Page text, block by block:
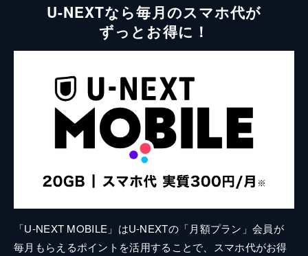
U-NEXTなら毎月のスマホ代が
ずっとお得に！
「U-NEXT MOBILE」はU-NEXTの「月額プラン」会員が
毎月もらえるポイントを活用することで、スマホ代がお得